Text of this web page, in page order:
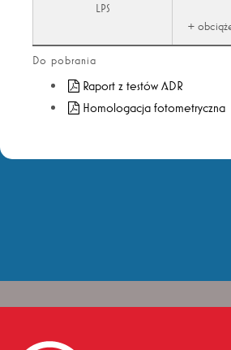
LPS
+
Do pobrania
Raport z testów ADR
Homologacja fotometryczna